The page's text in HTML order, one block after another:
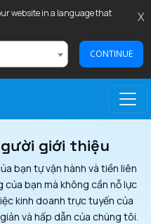
website in a language that
CONTINUE
X
giới thiệu
bạn tự vận hành và tiền liên
bạn mà không cần nỗ lực
kinh doanh trực tuyến của
và hấp dẫn của chúng tôi.